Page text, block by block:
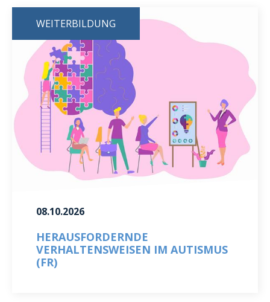
WEITERBILDUNG
08.10.2026
HERAUSFORDERNDE
VERHALTENSWEISEN IM AUTISMUS
(FR)